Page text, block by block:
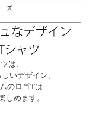
は、
いデザイン。
のロゴTは
しめます。